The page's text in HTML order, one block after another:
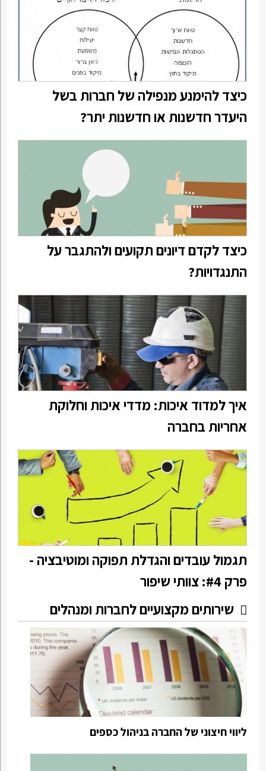
כיצד להימנע מנפילה של חברות בשל
היעדר חדשנות או חדשנות יתר?
כיצד לקדם דיונים תקועים ולהתגבר על
התנגדויות?
איך למדוד איכות: מדדי איכות וחלוקת
אחריות בחברה
תגמול עובדים והגדלת תפוקה ומוטיבציה -
פרק #4: צוותי שיפור
שירותים מקצועיים לחברות ומנהלים
ליווי חיצוני של החברה בניהול כספים